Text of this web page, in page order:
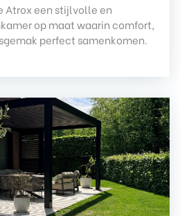
Atrox een stijlvolle en
op maat waarin comfort,
perfect samenkomen.